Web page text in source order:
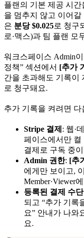
플랜의 기본 제공 시간
을 멈추지 않고 이어
은 분당 $0.025로 청구
로·맥스)과 팀 플랜 모
워크스페이스 Admin이
정책” 섹션에서 [추가
간을 초과해도 기록이
로 청구돼요.
추가 기록을 켜려면
Stripe 결제 : 웹·
페이스에서만 켤
결제로 구독 중이
Admin 권한: [추
에게만 보이고,
Member·Viewer
등록된 결제 수단
되고 “추가 기록
요” 안내가 나와
요.